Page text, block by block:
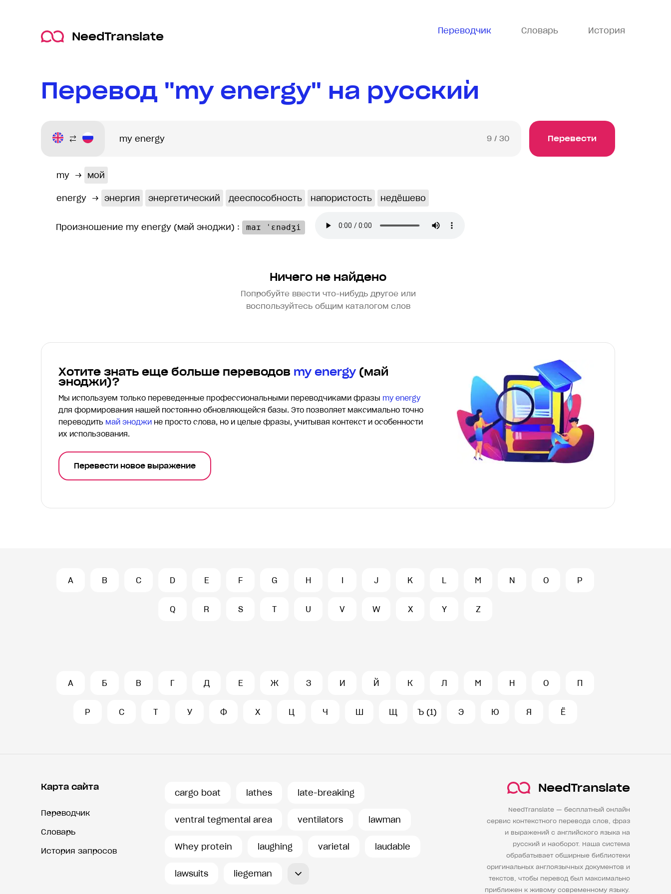
NeedTranslate Переводчик Словарь История
Перевод "my energy" на русский
9 / 30 Перевести
my → мой
energy → энергия энергетический дееспособность напористость недёшево
Произношение my energy (май эноджи) : maɪ ˈɛnədʒi
Ничего не найдено
Попробуйте ввести что-нибудь другое или
воспользуйтесь общим каталогом слов
Хотите знать еще больше переводов my energy (май
эноджи)?
Мы используем только переведенные профессиональными переводчиками фразы my energy
для формирования нашей постоянно обновляющейся базы. Это позволяет максимально точно
переводить май эноджи не просто слова, но и целые фразы, учитывая контекст и особенности
их использования.
Перевести новое выражение
A B C D E F G H I J K L M N O P
Q R S T U V W X Y Z
А Б В Г Д Е Ж З И Й К Л М Н О П
Р С Т У Ф Х Ц Ч Ш Щ Ъ (1) Э Ю Я Ё
Карта сайта
Переводчик
Словарь
История запросов
cargo boat lathes late-breaking
ventral tegmental area ventilators lawman
Whey protein laughing varietal laudable
lawsuits liegeman
NeedTranslate
NeedTranslate — бесплатный онлайн
сервис контекстного перевода слов, фраз
и выражений с английского языка на
русский и наоборот. Наша система
обрабатывает обширные библиотеки
оригинальных англоязычных документов и
текстов, чтобы перевод был максимально
приближен к живому современному языку.